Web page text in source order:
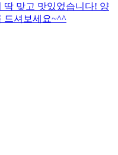
딱 맞고 맛있었습니다! 양
드셔보세요~^^